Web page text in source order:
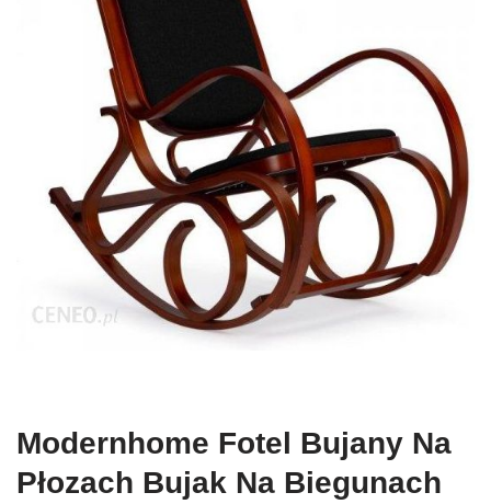
Modernhome Fotel Bujany Na
Płozach Bujak Na Biegunach